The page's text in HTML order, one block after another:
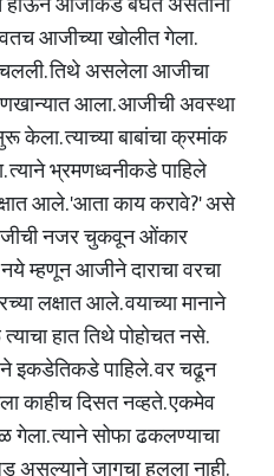
आजीच्या खोलीत गेला.
तिथे असलेला आजीचा
आला. आजीची अवस्था
केला. त्याच्या बाबांचा क्रमांक
भ्रमणध्वनीकडे पाहिले
आले. 'आता काय करावे?' असे
नजर चुकवून ओंकार
म्हणून आजीने दाराचा वरचा
लक्षात आले. वयाच्या मानाने
हात तिथे पोहोचत नसे.
पाहिले. वर चढून
काहीच दिसत नव्हते. एकमेव
गेला. त्याने सोफा ढकलण्याचा